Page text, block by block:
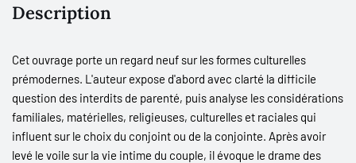
Description
Cet ouvrage porte un regard neuf sur les formes culturelles
prémodernes. L'auteur expose d'abord avec clarté la difficile
question des interdits de parenté, puis analyse les considérations
familiales, matérielles, religieuses, culturelles et raciales qui
influent sur le choix du conjoint ou de la conjointe. Après avoir
levé le voile sur la vie intime du couple, il évoque le drame des